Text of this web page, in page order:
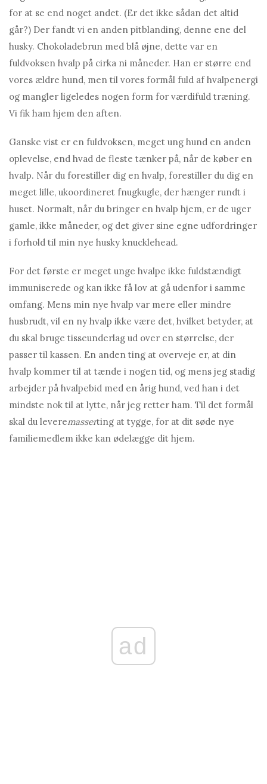
for at se end noget andet. (Er det ikke sådan det altid
går?) Der fandt vi en anden pitblanding, denne ene del
husky. Chokoladebrun med blå øjne, dette var en
fuldvoksen hvalp på cirka ni måneder. Han er større end
vores ældre hund, men til vores formål fuld af hvalpenergi
og mangler ligeledes nogen form for værdifuld træning.
Vi fik ham hjem den aften.
Ganske vist er en fuldvoksen, meget ung hund en anden
oplevelse, end hvad de fleste tænker på, når de køber en
hvalp. Når du forestiller dig en hvalp, forestiller du dig en
meget lille, ukoordineret fnugkugle, der hænger rundt i
huset. Normalt, når du bringer en hvalp hjem, er de uger
gamle, ikke måneder, og det giver sine egne udfordringer
i forhold til min nye husky knucklehead.
For det første er meget unge hvalpe ikke fuldstændigt
immuniserede og kan ikke få lov at gå udenfor i samme
omfang. Mens min nye hvalp var mere eller mindre
husbrudt, vil en ny hvalp ikke være det, hvilket betyder, at
du skal bruge tisseunderlag ud over en størrelse, der
passer til kassen. En anden ting at overveje er, at din
hvalp kommer til at tænde i nogen tid, og mens jeg stadig
arbejder på hvalpebid med en årig hund, ved han i det
mindste nok til at lytte, når jeg retter ham. Til det formål
skal du leveremasserting at tygge, for at dit søde nye
familiemedlem ikke kan ødelægge dit hjem.
ad